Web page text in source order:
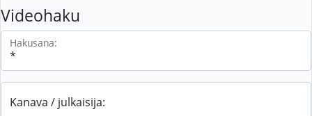
Videohaku
Hakusana:
Kanava / julkaisija: